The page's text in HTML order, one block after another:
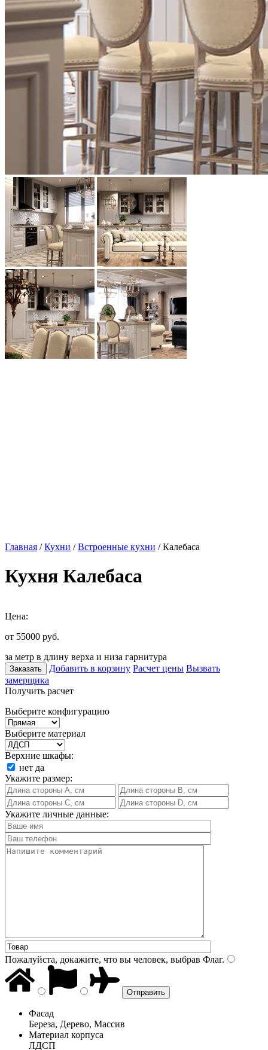
Главная /Кухни /Встроенные кухни / Калебаса
Кухня Калебаса
Цена:
от 55000 руб.
за метр в длину верха и низа гарнитура
Заказать Добавить в корзину Расчет цены Вызвать
замерщика
Получить расчет
Выберите конфигурацию
Выберите материал
Верхние шкафы:
нет да
Укажите размер:
Укажите личные данные:
Пожалуйста, докажите, что вы человек, выбрав Флаг.
Фасад
Береза, Дерево, Массив
Материал корпуса
ЛДСП